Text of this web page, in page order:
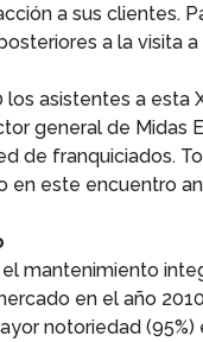
a sus clientes.
a la
asistentes a
general de Midas
de franquiciados.
en este encuentro
mantenimiento
en el año
notoriedad